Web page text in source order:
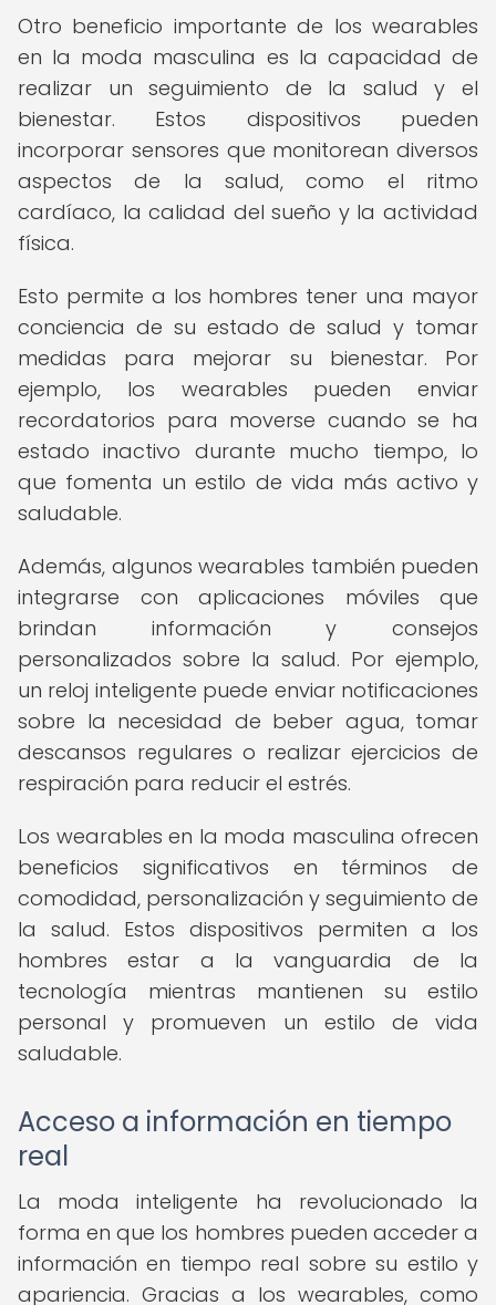
Otro beneficio importante de los wearables
en la moda masculina es la capacidad de
realizar un seguimiento de la salud y el
bienestar. Estos dispositivos pueden
incorporar sensores que monitorean diversos
aspectos de la salud, como el ritmo
cardíaco, la calidad del sueño y la actividad
física.
Esto permite a los hombres tener una mayor
conciencia de su estado de salud y tomar
medidas para mejorar su bienestar. Por
ejemplo, los wearables pueden enviar
recordatorios para moverse cuando se ha
estado inactivo durante mucho tiempo, lo
que fomenta un estilo de vida más activo y
saludable.
Además, algunos wearables también pueden
integrarse con aplicaciones móviles que
brindan información y consejos
personalizados sobre la salud. Por ejemplo,
un reloj inteligente puede enviar notificaciones
sobre la necesidad de beber agua, tomar
descansos regulares o realizar ejercicios de
respiración para reducir el estrés.
Los wearables en la moda masculina ofrecen
beneficios significativos en términos de
comodidad, personalización y seguimiento de
la salud. Estos dispositivos permiten a los
hombres estar a la vanguardia de la
tecnología mientras mantienen su estilo
personal y promueven un estilo de vida
saludable.
Acceso a información en tiempo
real
La moda inteligente ha revolucionado la
forma en que los hombres pueden acceder a
información en tiempo real sobre su estilo y
apariencia. Gracias a los wearables, como